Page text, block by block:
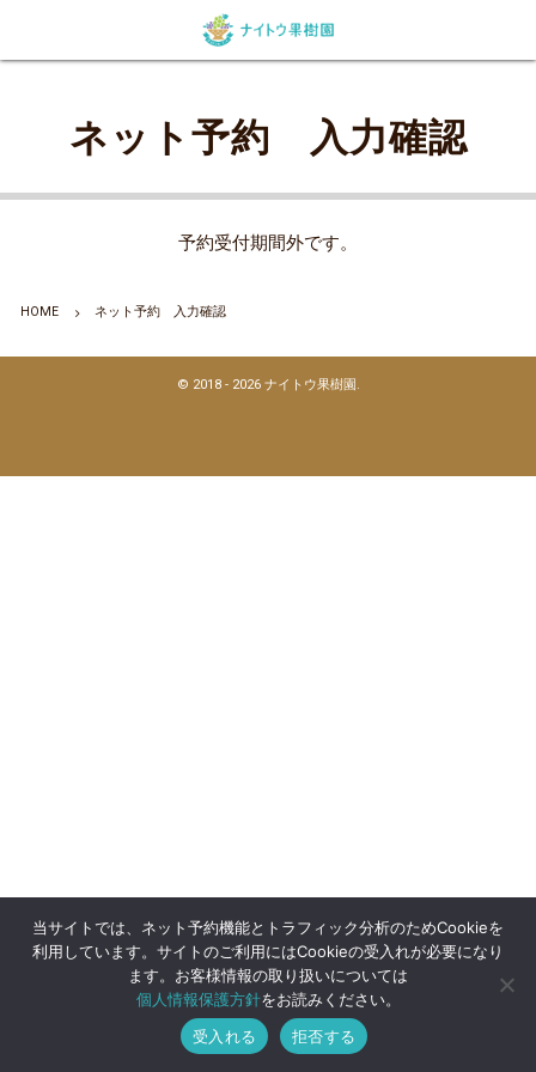
ネット予約 入力確認
予約受付期間外です。
HOME ネット予約 入力確認
© 2018 - 2026 ナイトウ果樹園 .
特定商取引に関する法律に基づく表記
個人情報保護方針
ご予約 ショップ
当サイトでは、ネット予約機能とトラフィック分析のためCookieを
利用しています。サイトのご利用にはCookieの受入れが必要になり
ます。お客様情報の取り扱いについては
個人情報保護方針をお読みください。
受入れる
拒否する